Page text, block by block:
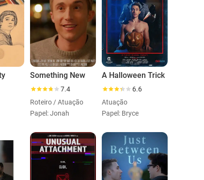
Something New
7.4
Roteiro / Atuação
Papel: Jonah
A Halloween Trick
6.6
Atuação
Papel: Bryce